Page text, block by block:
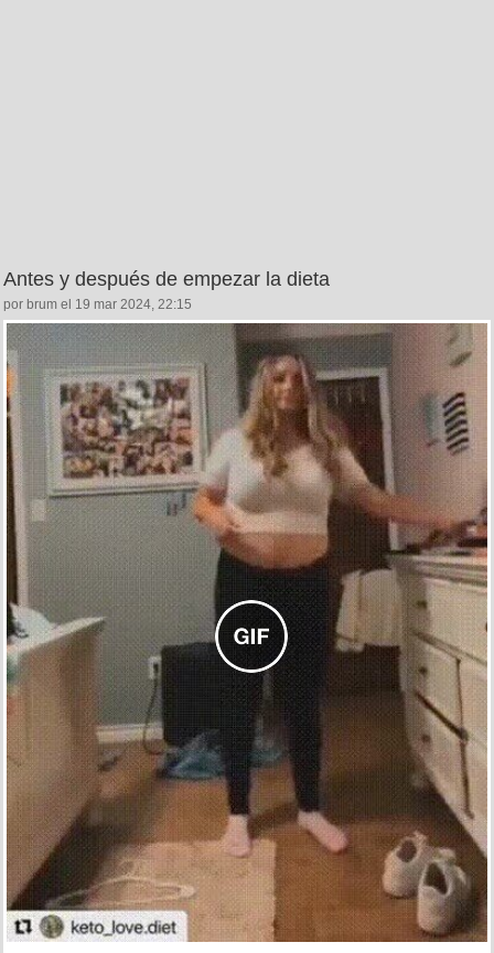
Antes y después de empezar la dieta
por brum el 19 mar 2024, 22:15